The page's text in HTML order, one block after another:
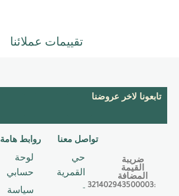
تقييمات عملائنا
تابعونا لاخر عروضنا
s
t
a
g
a
p
k
t
ضريبة
القيمة
المضافة
:321402943500003
تواصل معنا
حي
القمرية
-
روابط هامة
لوحة
حسابي
سياسة